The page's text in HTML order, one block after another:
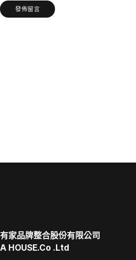
發佈留言
有家品牌整合股份有限公司
A HOUSE.Co .Ltd